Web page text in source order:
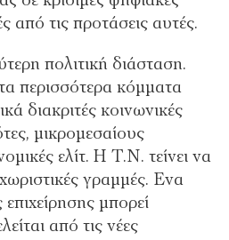
από τις προτάσεις αυτές.
πολιτική διάσταση.
περισσότερα κόµµατα
διακριτές κοινωνικές
µικροµεσαίους
ελίτ. Η Τ.Ν. τείνει να
γραµµές. Ενα
µπορεί
από τις νέες